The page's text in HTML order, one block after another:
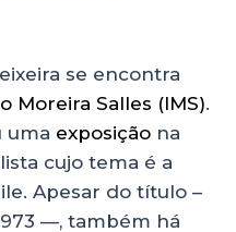
se encontra
Moreira Salles (IMS).
uma exposição na
cujo tema é a
Apesar do título –
—, também há